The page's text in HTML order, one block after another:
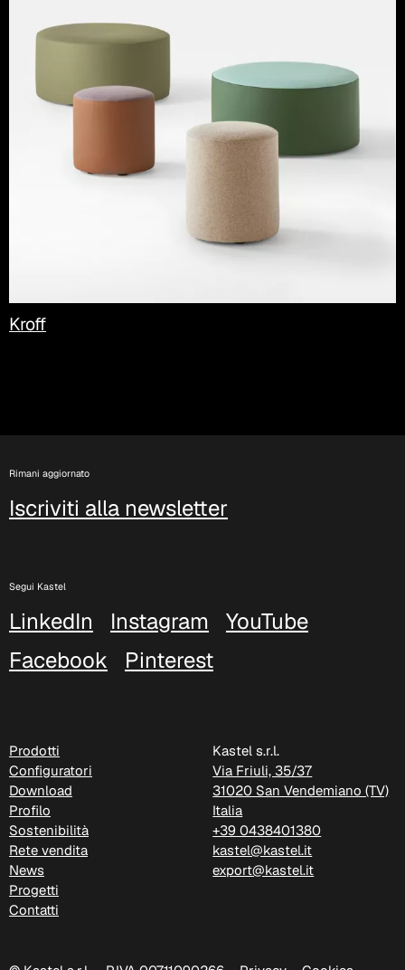
Kroff
Rimani aggiornato
Iscriviti alla newsletter
Segui Kastel
LinkedIn Instagram
YouTube
Facebook
Pinterest
Prodotti
Configuratori
Download
Profilo
Sostenibilità
Rete vendita
News
Progetti
Contatti
Kastel s.r.l.
Via Friuli, 35/37
31020 San Vendemiano (TV)
Italia
+39 0438401380
kastel@kastel.it
export@kastel.it